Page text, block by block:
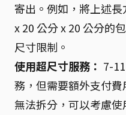
寄出。例如，將上述
x 20 公分 x 20 公分的
尺寸限制。
使用超尺寸服務： 7-
務，但需要額外支付
無法拆分，可以考慮